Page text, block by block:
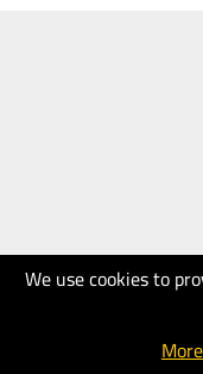
We use cookies to